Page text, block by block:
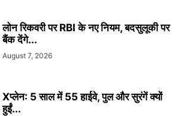
लोन रिकवरी पर RBI के नए नियम, बदसुलूकी पर
बैंक देंगे...
August 7, 2026
Xप्लेन: 5 साल में 55 हाईवे, पुल और सुरंगें क्यों
हुईं...